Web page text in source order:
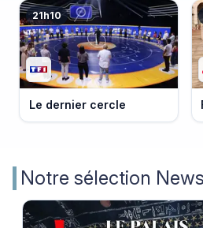
21h10
Le dernier cercle
Notre sélection